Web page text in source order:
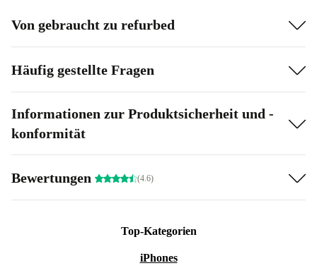
Von gebraucht zu refurbed
Häufig gestellte Fragen
Informationen zur Produktsicherheit und -
konformität
Bewertungen (4.6)
Top-Kategorien
iPhones